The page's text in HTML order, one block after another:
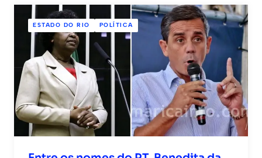
ESTADO DO RIO POLÍTICA